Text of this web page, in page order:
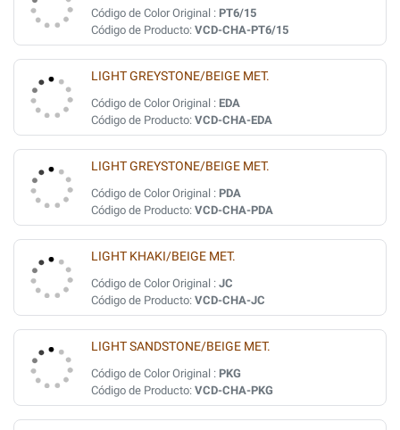
Código de Color Original : PT6/15
Código de Producto: VCD-CHA-PT6/15
LIGHT GREYSTONE/BEIGE MET.
Código de Color Original : EDA
Código de Producto: VCD-CHA-EDA
LIGHT GREYSTONE/BEIGE MET.
Código de Color Original : PDA
Código de Producto: VCD-CHA-PDA
LIGHT KHAKI/BEIGE MET.
Código de Color Original : JC
Código de Producto: VCD-CHA-JC
LIGHT SANDSTONE/BEIGE MET.
Código de Color Original : PKG
Código de Producto: VCD-CHA-PKG